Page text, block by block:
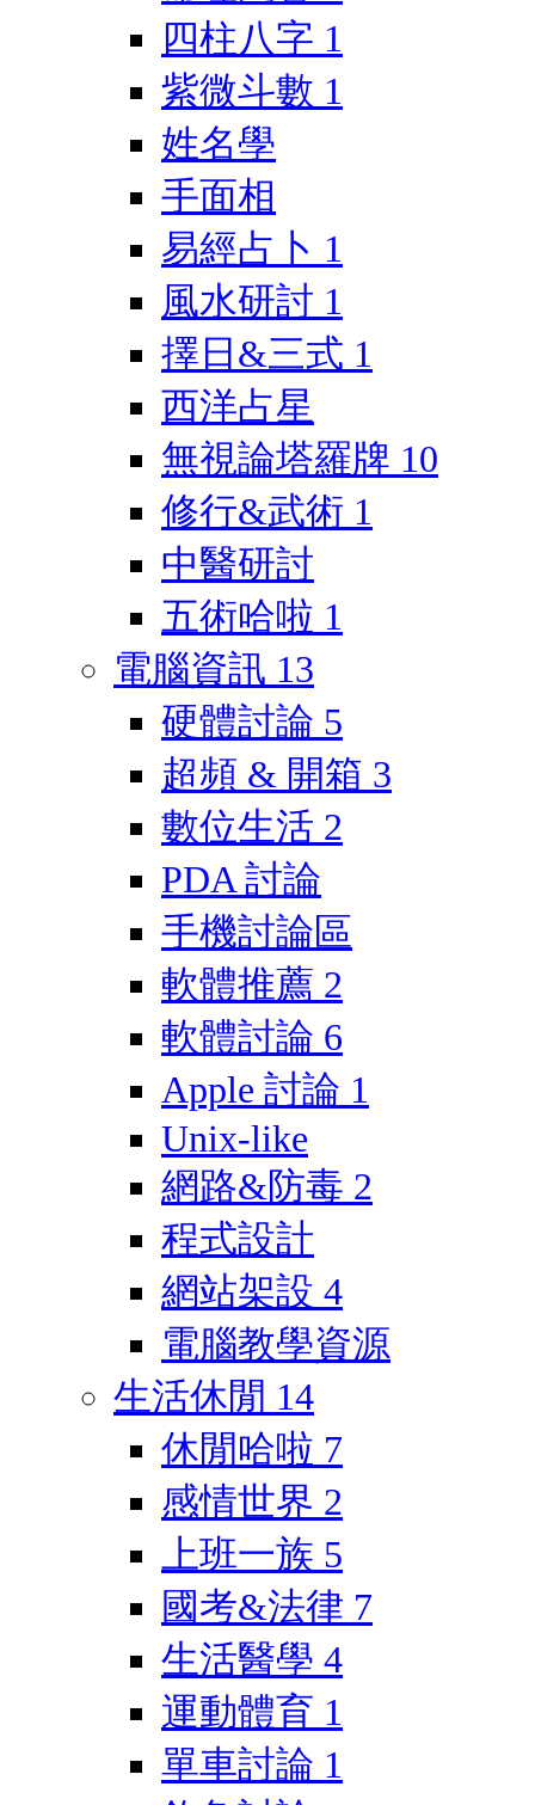
四柱八字 1
紫微斗數 1
姓名學
手面相
易經占卜 1
風水研討 1
擇日&三式 1
西洋占星
無視論塔羅牌 10
修行&武術 1
中醫研討
五術哈啦 1
電腦資訊 13
硬體討論 5
超頻 & 開箱 3
數位生活 2
PDA 討論
手機討論區
軟體推薦 2
軟體討論 6
Apple 討論 1
Unix-like
網路&防毒 2
程式設計
網站架設 4
電腦教學資源
生活休閒 14
休閒哈啦 7
感情世界 2
上班一族 5
國考&法律 7
生活醫學 4
運動體育 1
單車討論 1